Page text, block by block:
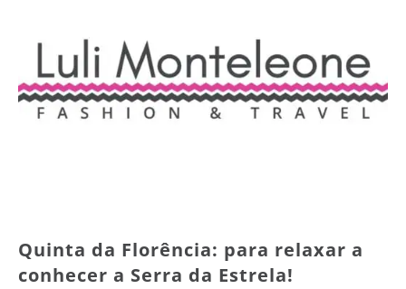
Quinta da Florência: para relaxar a
conhecer a Serra da Estrela!